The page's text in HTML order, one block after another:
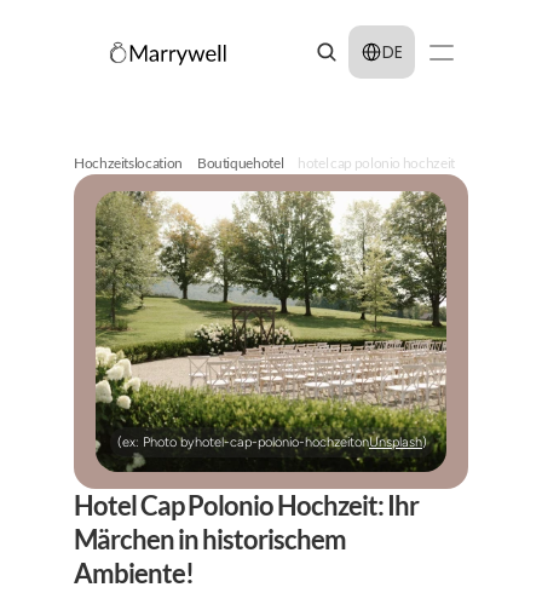
Select Language
DE
Hochzeitslocation Boutiquehotel hotel cap polonio hochzeit
(ex: Photo byhotel-cap-polonio-hochzeitonUnsplash)
Hotel Cap Polonio Hochzeit: Ihr
Märchen in historischem
Ambiente!